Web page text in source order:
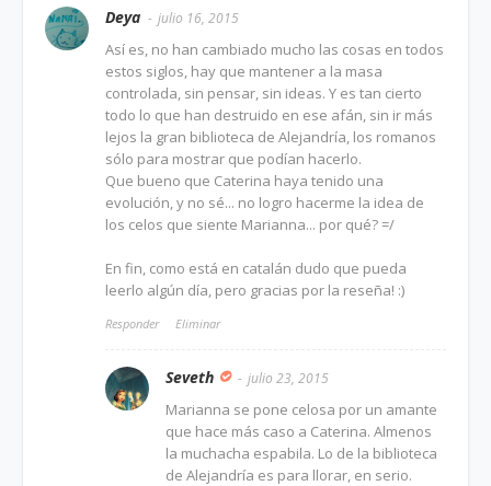
Deya julio 16, 2015
Así es, no han cambiado mucho las cosas en todos
estos siglos, hay que mantener a la masa
controlada, sin pensar, sin ideas. Y es tan cierto
todo lo que han destruido en ese afán, sin ir más
lejos la gran biblioteca de Alejandría, los romanos
sólo para mostrar que podían hacerlo.
Que bueno que Caterina haya tenido una
evolución, y no sé... no logro hacerme la idea de
los celos que siente Marianna... por qué? =/
En fin, como está en catalán dudo que pueda
leerlo algún día, pero gracias por la reseña! :)
Responder Eliminar
Seveth julio 23, 2015
Marianna se pone celosa por un amante
que hace más caso a Caterina. Almenos
la muchacha espabila. Lo de la biblioteca
de Alejandría es para llorar, en serio.